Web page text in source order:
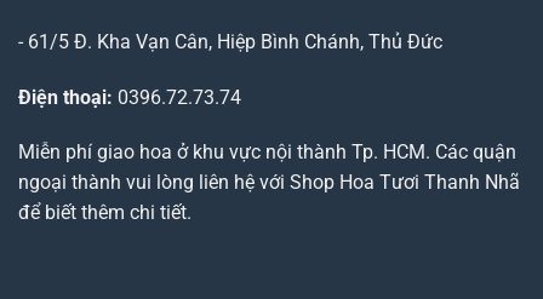
- 61/5 Đ. Kha Vạn Cân, Hiệp Bình Chánh, Thủ Đức
Điện thoại: 0396.72.73.74
Miễn phí giao hoa ở khu vực nội thành Tp. HCM. Các quận
ngoại thành vui lòng liên hệ với Shop Hoa Tươi Thanh Nhã
để biết thêm chi tiết.